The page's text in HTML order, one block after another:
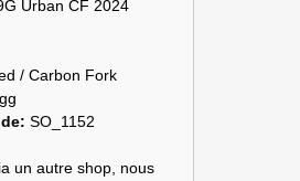
Urban CF 2024
/ Carbon Fork
SO_1152
un autre shop, nous